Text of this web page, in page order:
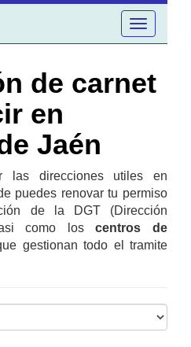
Toggle
navigation
de carnet
en
Jaén
las direcciones utiles en
puedes renovar tu permiso
de la DGT (Dirección
asi como loscentros de
gestionan todo el tramite